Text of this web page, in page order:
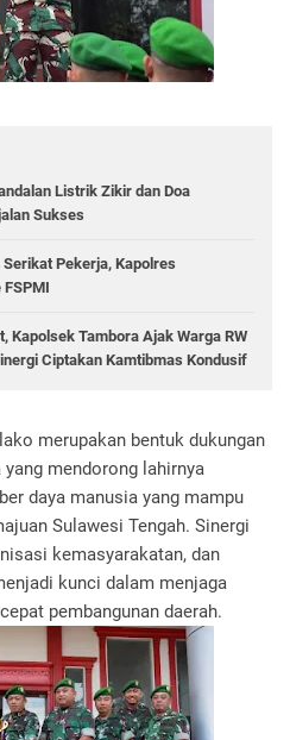
Listrik Zikir dan Doa
Sukses
Pekerja, Kapolres
Kapolsek Tambora Ajak Warga RW
Ciptakan Kamtibmas Kondusif
merupakan bentuk dukungan
mendorong lahirnya
daya manusia yang mampu
Sulawesi Tengah. Sinergi
kemasyarakatan, dan
kunci dalam menjaga
pembangunan daerah.